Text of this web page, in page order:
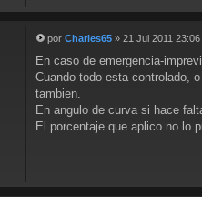
e
n
s
por Charles65 » 21 Jul 2011 23:06
En caso de emergencia-
Cuando todo esta controlado,
tambien.
En angulo de curva si hace
El porcentaje que aplico no lo